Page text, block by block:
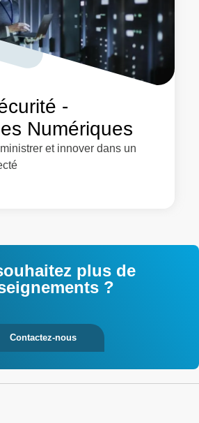
-
Numériques
et innover dans un
plus de
?
Contactez-nous